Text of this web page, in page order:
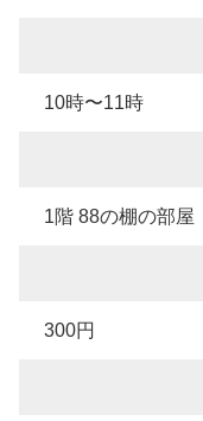
10時〜11時
1階 88の棚の部屋
300円